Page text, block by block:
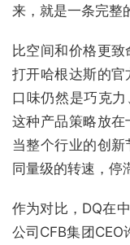
来，就是一条完整
比空间和价格更致
打开哈根达斯的官
口味仍然是巧克力
这种产品策略放
当整个行业的创
同量级的转速，停
作为对比，DQ在
公司CFB集团